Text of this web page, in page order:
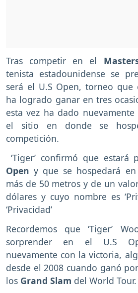
Tras competir en el
tenista estadounidense se
será el U.S Open, torneo que
ha logrado ganar en tres
esta vez ha dado
el sitio en donde se
competición.
‘Tiger’ confirmó que estará
Open y que se hospedará
más de 50 metros y de un
dólares y cuyo nombre es
‘Privacidad’
Recordemos que ‘Tiger’
sorprender en el U.S
nuevamente con la victoria,
desde el 2008 cuando ganó
los Grand Slam del World Tour.